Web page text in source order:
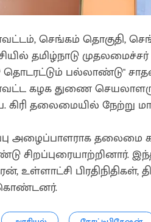
செங்கம் தொகுதி,
தமிழ்நாடு
பல்லாண்டு"
கழக துணை
கிரி தலைமையில் நேற்று
அழைப்பாளராக
சிறப்புரையாற்றினார்.
பிரதிநிதிகள்,